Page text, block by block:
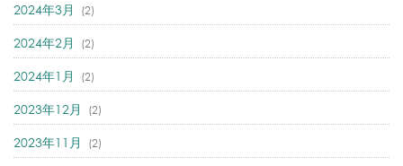
2024年3月 (2)
2024年2月 (2)
2024年1月 (2)
2023年12月 (2)
2023年11月 (2)